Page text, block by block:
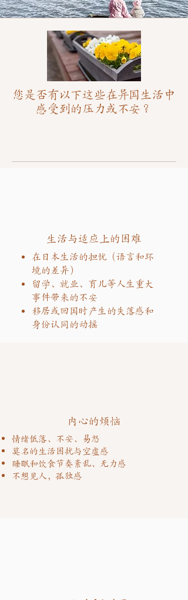
您是否有以下这些在异国生活中
感受到的压力或不安？
生活与适应上的困难
在日本生活的担忧（语言和环
境的差异）
留学、就业、育儿等人生重大
事件带来的不安
移居或回国时产生的失落感和
身份认同的动摇
内心的烦恼
情绪低落、不安、易怒
莫名的生活困扰与空虚感
睡眠和饮食节奏紊乱、无力感
不想见人，孤独感